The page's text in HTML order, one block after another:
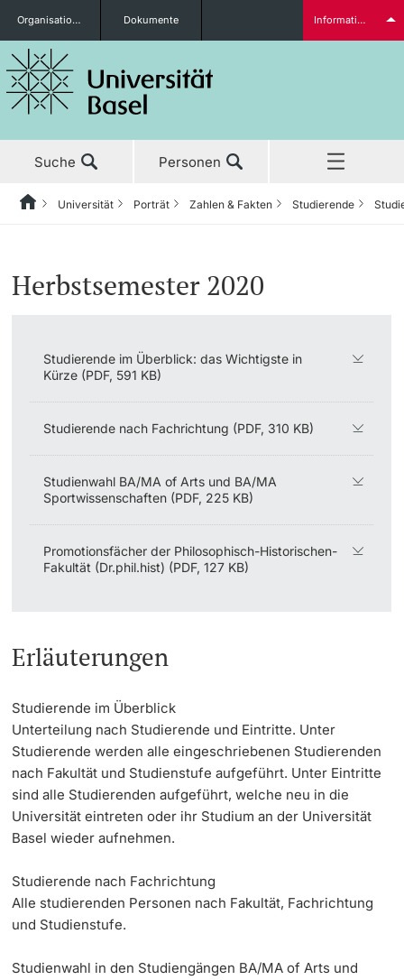
Studieninteressierte
weitere Informationen
Doktorierende
weitere Informationen
weitere Informationen
Dozierende
Organisationseinheiten Dokumente Informationen für...
Suche Personen
Forschung
Lehre
Weiterbildung
Universität
Strategie
Finanzierung
Jahres- & Budgetbericht
Dies academicus
Leitung & Organisation
Fakultäten & Departemente
Universität & Gesellschaft
Immobilien & Bauprojekte
Rechtserlasse
Fundraising
Merchandise
KI-Initiative
Notfall & Beratung
HomeZurückUniversität Porträt Zahlen & Fakten Studierende
Herbstsemester 2020
Studierende im Überblick: das Wichtigste in
Kürze (PDF, 591 KB)
Studierende nach Fachrichtung (PDF, 310 KB)
Studienwahl BA/MA of Arts und BA/MA
Sportwissenschaften (PDF, 225 KB)
Promotionsfächer der Philosophisch-Historischen-
Fakultät (Dr.phil.hist) (PDF, 127 KB)
Erläuterungen
Studierende im Überblick
Unterteilung nach Studierende und Eintritte. Unter
Studierende werden alle eingeschriebenen Studierenden
nach Fakultät und Studienstufe aufgeführt. Unter Eintritte
sind alle Studierenden aufgeführt, welche neu in die
Universität eintreten oder ihr Studium an der Universität
Basel wieder aufnehmen.
Studierende nach Fachrichtung
Alle studierenden Personen nach Fakultät, Fachrichtung
und Studienstufe.
Studienwahl in den Studiengängen BA/MA of Arts und